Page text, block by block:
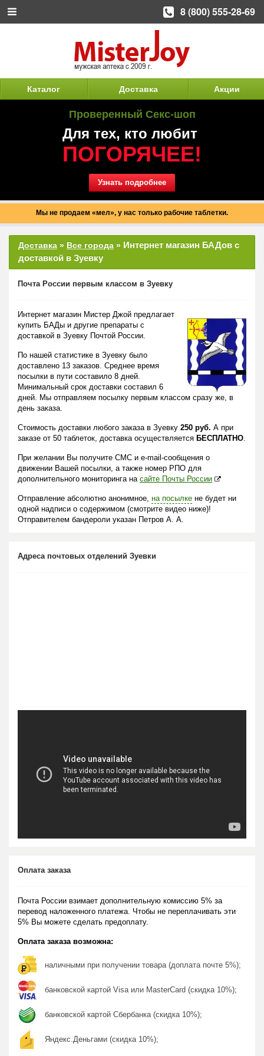
Каталог Доставка Акции
Проверенный Секс-шоп
Для тех, кто любит
ПОГОРЯЧЕЕ!
Узнать подробнее
Мы не продаем «мел», у нас только рабочие таблетки.
Доставка » Все города » Интернет магазин БАДов с
доставкой в Зуевку
Почта России первым классом в Зуевку
Интернет магазин Мистер Джой предлагает
купить БАДы и другие препараты с
доставкой в Зуевку Почтой России.
По нашей статистике в Зуевку было
доставлено 13 заказов. Среднее время
посылки в пути составило 8 дней.
Минимальный срок доставки составил 6
дней. Мы отправляем посылку первым классом сразу же, в
день заказа.
Стоимость доставки любого заказа в Зуевку 250 руб. А при
заказе от 50 таблеток, доставка осуществляется БЕСПЛАТНО.
При желании Вы получите СМС и e-mail-сообщения о
движении Вашей посылки, а также номер РПО для
дополнительного мониторинга на сайте Почты России
Отправление абсолютно анонимное, на посылке не будет ни
одной надписи о содержимом (смотрите видео ниже)!
Отправителем бандероли указан Петров А. А.
Адреса почтовых отделений Зуевки
Оплата заказа
Почта России взимает дополнительную комиссию 5% за
перевод наложенного платежа. Чтобы не переплачивать эти
5% Вы можете сделать предоплату.
Оплата заказа возможна:
наличными при получении товара (доплата почте 5%);
банковской картой Visa или MasterCard (скидка 10%);
банковской картой Сбербанка (скидка 10%);
Яндекс.Деньгами (скидка 10%);
8 (800) 555-28-69